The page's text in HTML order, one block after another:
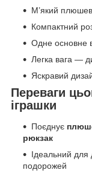
М’який
Компактний
Одне основне
Легка вага —
Яскравий
Переваги
іграшки
Поєднує
рюкзак
Ідеальний для
подорожей